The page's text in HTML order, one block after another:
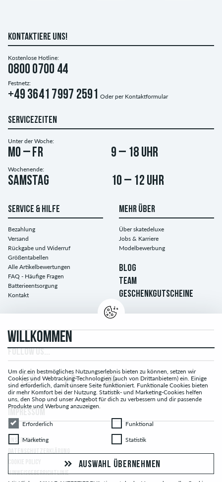
KONTAKTIERE UNS!
Kostenlose Hotline:
0800 0700 44
Festnetz:
+49 3641 7997 2591 Oder per Kontaktformular
SERVICEZEITEN
Unter der Woche:
Mo – Fr 9 – 18 Uhr
Wochenende:
Samstag 10 – 12 Uhr
SERVICE & HILFE
Bezahlung
Versand
Rückgabe und Widerruf
Größentabellen
Alle Artikelbewertungen
FAQ - Häufige Fragen
Batterieentsorgung
Kontakt
MEHR ÜBER
Über skatedeluxe
Jobs & Karriere
Modelbewerbung
BLOG
TEAM
GESCHENKGUTSCHEINE
UNSERE AGB
HINWEISGEBERRICHTLINIE
WILLKOMMEN
Um dir ein bestmögliches Nutzungserlebnis bieten zu können, setzen wir
Cookies und Webtracking-Technologien (auch von Drittanbietern) ein. Einige
sind erforderlich, damit unsere Seite funktioniert. Funktionale Cookies bieten
dir mehr Komfort bei der Nutzung. Statistik- und Marketing-Cookies helfen
uns, den Shop und unser Angebot für dich zu verbessern und dir passende
Produkte und Werbung anzuzeigen.
Erforderlich
Erforderlich FunktionalFunktional
MarketingMarketing StatistikStatistik
AUSWAHL ÜBERNEHMEN